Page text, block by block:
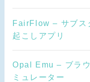
FairFlow – サブス
起こしアプリ
Opal Emu – ブラ
ミュレーター